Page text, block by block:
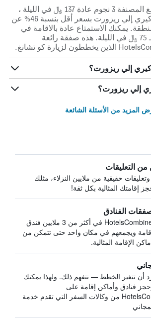
تكلف فنادق كو تشانغ المصنفة 3 نجوم عادة 137 ﷼ في الليلة ،
ولكن وسطياً يتوفر كيري إلي ريزورت بسعر أقل بنسبة 46% عن
يمكنك الاستمتاع عادة بالاقامة في
كيري إلي ريزورت بـ 75 ﷼ في الليلة. هذه صفقة رائعة
إلي ريزورت؟
إلي ريزورت؟
المزيد من الأسئلة الشائعة
من التعليقات
حقيقية من ملايين النزلاء، مثلك
إقامتك المثالية بكل ثقة!
الفنادق
يبحث HotelsCombined في أكثر من 3 ملايين فندق
ويجمعهم في مكان واحد حتى تتمكن من
الإقامة المثالية.
أن تتغير الخطط — نتفهم ذلك. ولهذا يمكنك
فنادق وأماكن إقامة على
HotelsCombined من وكالات السفر التي تقدم خدمة